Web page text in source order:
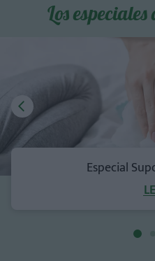
Los
Especial